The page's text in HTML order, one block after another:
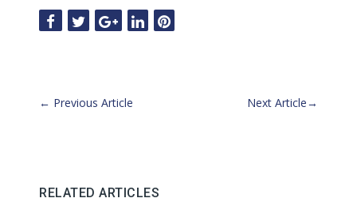
← Previous Article Next Article→
RELATED ARTICLES